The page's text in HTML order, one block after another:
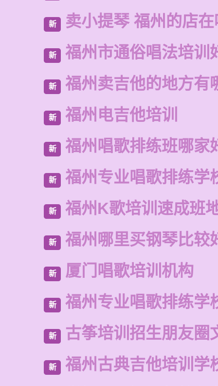
新 卖小提琴 福州的店
新 福州市通俗唱法培训
新 福州卖吉他的地方有
新 福州电吉他培训
新 福州唱歌排练班哪家
新 福州专业唱歌排练学
新 福州K歌培训速成班
新 福州哪里买钢琴比较
新 厦门唱歌培训机构
新 福州专业唱歌排练学
新 古筝培训招生朋友圈
新 福州古典吉他培训学